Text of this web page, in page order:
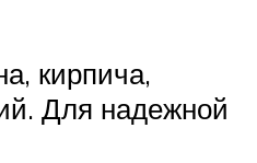
кирпича,
Для надежной